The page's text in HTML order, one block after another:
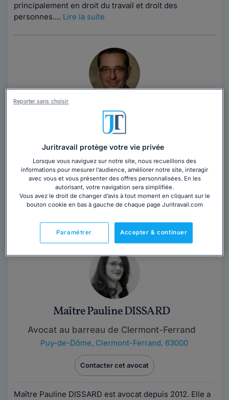
principalement en droit du travail et droit des
personnes.... Lire la suite
Cabinet MOUSSY
Avocat au barreau de Clermont-Ferrand
Puy-de-Dôme , Clermont-Ferrand, 63000
Contacter ce cabinet
Maître Hervé MOUSSY, avocat depuis plus de 20 ans à
CLERMONT-FERRAND, intervient dans divers domaine
Maître Pauline DISSARD
Avocat au barreau de Clermont-Ferrand
Puy-de-Dôme, Clermont-Ferrand, 63000
Contacter cet avocat
Maître Pauline DISSARD est avocat depuis 2012. Elle a
Juritravail protège votre vie privée
Lorsque vous naviguez sur notre site, nous recueillons des
informations pour mesurer l’audience, améliorer notre site, interagir
avec vous et vous présenter des offres personnalisées. En les
autorisant, votre navigation sera simplifiée.
Vous avez le droit de changer d’avis à tout moment en cliquant sur le
bouton cookie en bas à gauche de chaque page Juritravail.com
Accepter & continuer
Paramétrer
Reporter sans choisir